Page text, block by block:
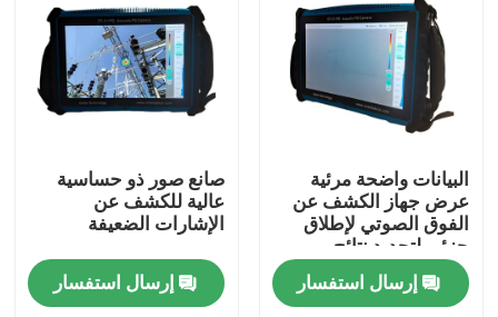
المنزل
البيانات واضحة مرئية
عرض جهاز الكشف عن
الفوق الصوتي لإطلاق
جزئي لتحديد نتائج
الميدان السريع
إرسال استفسار
صانع صور ذو حساسية
عالية للكشف عن
الإشارات الضعيفة
إرسال استفسار